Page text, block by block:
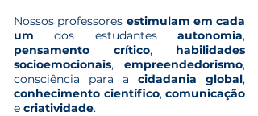
Nossos professores estimulam em cada
um dos estudantes autonomia,
pensamento crítico, habilidades
socioemocionais, empreendedorismo,
consciência para a cidadania global,
conhecimento científico, comunicação
e criatividade.